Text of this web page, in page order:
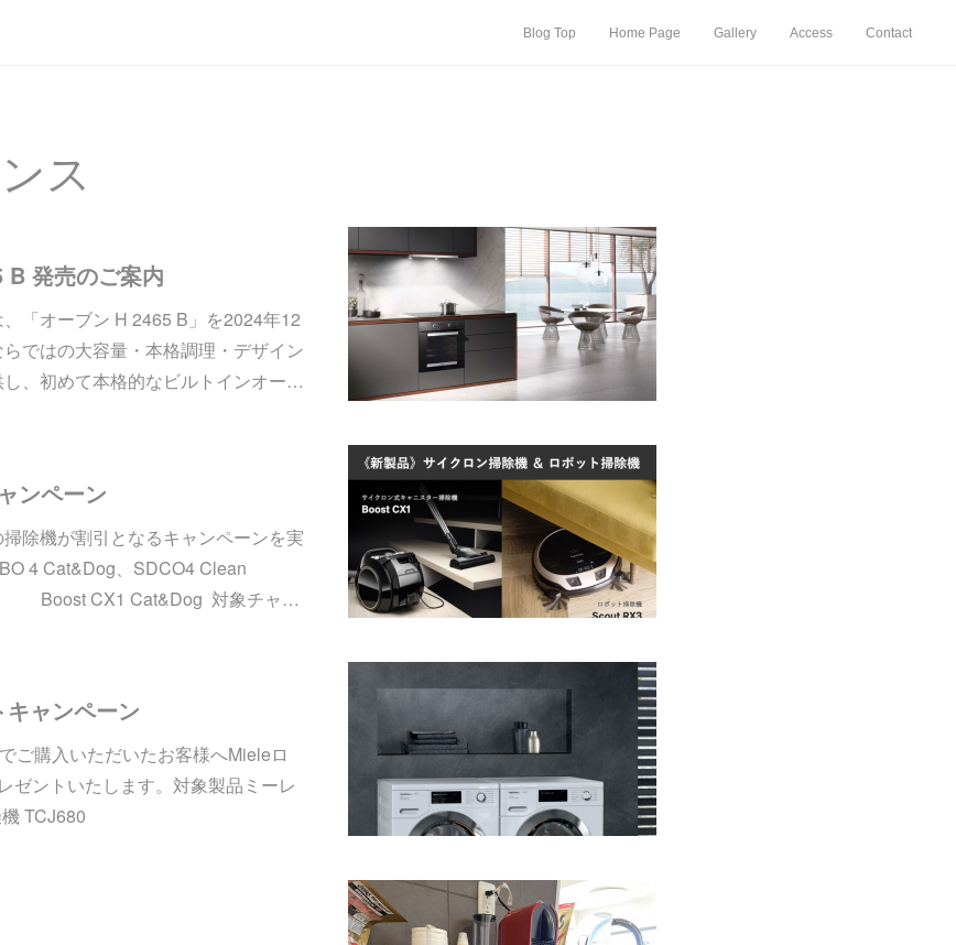
Blog Top Home Page Gallery Access Contact
ス
発売のご案内
「オーブン H 2465 B」を2024年12
ではの大容量・本格調理・デザイン
、初めて本格的なビルトインオー…
ンペーン
除機が割引となるキャンペーンを実
4 Cat&Dog、SDCO4 Clean
CX1 Cat&Dog 対象チャ…
ャンペーン
ご購入いただいたお客様へMieleロ
ゼントいたします。対象製品ミーレ
TCJ680